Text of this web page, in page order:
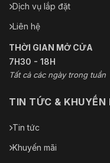
Dịch vụ lắp đặt
Liên hệ
THỜI GIAN MỞ CỬA
7H30 - 18H
Tất cả các ngày trong tuần
TIN TỨC & KHUYẾN
Tin tức
Khuyến mãi